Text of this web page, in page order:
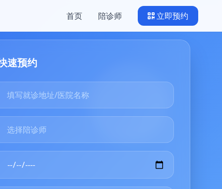
首页 陪诊师 立即预约
速预约